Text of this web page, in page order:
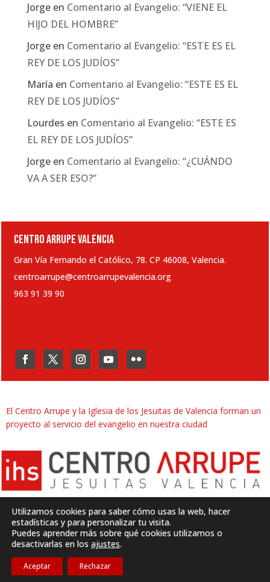
Jorgeen Comentario al Evangelio: “VIENE EL
HIJO DEL HOMBRE”
Jorgeen Comentario al Evangelio: “ESTE ES EL
REY DE LOS JUDÍOS”
María en Comentario al Evangelio: “ESTE ES EL
REY DE LOS JUDÍOS”
Lourdes en Comentario al Evangelio: “ESTE ES
EL REY DE LOS JUDÍOS”
Jorgeen Comentario al Evangelio: “¿CUÁNDO
VA A SER ESO?”
CENTRO ARRUPE VALENCIA
Gran Vía Fernando el Católico, 78. CP 46008, Valencia.
centroarrupe@centroarrupevalencia.org
963 91 39 90
El Centro Arrupe y la Iglesia de los Jesuitas de Valencia forman un
proyecto al servicio del evangelio en nuestra ciudad
Desarrollado porSJDigital
Política de privacidad
Utilizamos cookies para saber cómo usas la web, hacer
estadísticas y para personalizar tu visita.
Puedes aprender más sobre qué cookies utilizamos o
desactivarlas en los ajustes.
Aceptar Rechazar